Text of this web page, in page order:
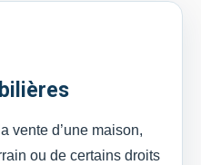
vente d’une maison,
ou de certains droits